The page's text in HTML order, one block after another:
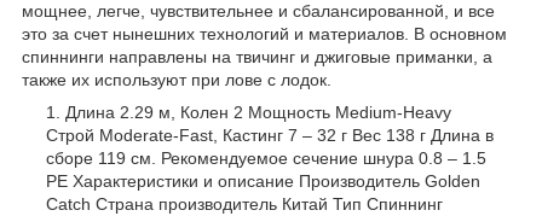
мощнее, легче, чувствительнее и сбалансированной, и все
это за счет нынешних технологий и материалов. В основном
спиннинги направлены на твичинг и джиговые приманки, а
также их используют при лове с лодок.
Длина 2.29 м, Колен 2 Мощность Medium-Heavy
Строй Moderate-Fast, Кастинг 7 – 32 г Вес 138 г Длина в
сборе 119 см. Рекомендуемое сечение шнура 0.8 – 1.5
PE Характеристики и описание Производитель Golden
Catch Страна производитель Китай Тип Спиннинг